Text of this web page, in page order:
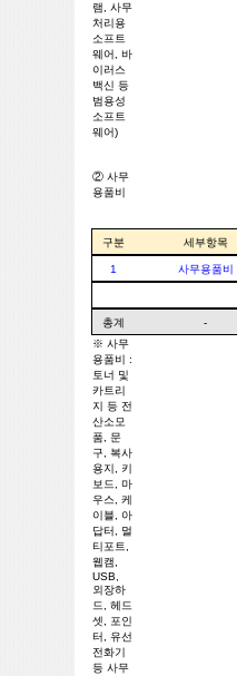
램, 사무
처리용
소프트
웨어, 바
이러스
백신 등
범용성
소프트
웨어)
② 사무
용품비
구분 세부항목
1 사무용품비
총계 -
※ 사무
용품비 :
토너 및
카트리
지 등 전
산소모
품, 문
구, 복사
용지, 키
보드, 마
우스, 케
이블, 아
답터, 멀
티포트,
웹캠,
USB,
외장하
드, 헤드
셋, 포인
터, 유선
전화기
등 사무